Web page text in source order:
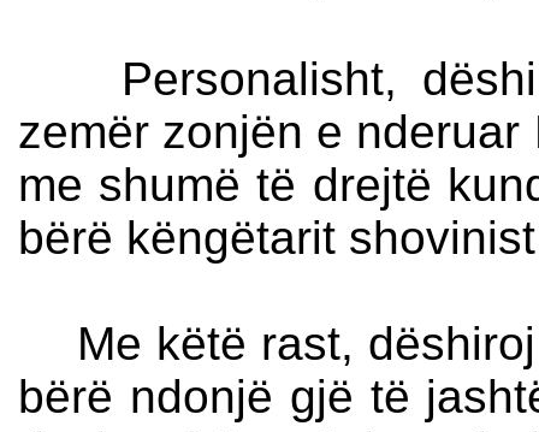
Personalisht,
zemër zonjën e
me shumë të drejtë
bërë këngëtarit
Me këtë rast,
bërë ndonjë gjë të